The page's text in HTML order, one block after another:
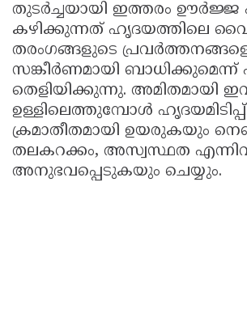
തുടർച്ചയായി ഇത്തരം ഊർജ്ജ
കഴിക്കുന്നത് ഹൃദയത്തിലെ
തരംഗങ്ങളുടെ
സങ്കീർണമായി
തെളിയിക്കുന്നു. അമിതമായി
ഉള്ളിലെത്തുമ്പോൾ ഹൃദയമിടിപ്പ്
ക്രമാതീതമായി ഉയരുകയും
തലകറക്കം, അസ്വസ്ഥത
അനുഭവപ്പെടുകയും ചെയ്യും.